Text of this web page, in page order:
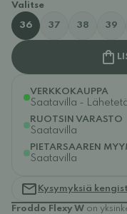
Valitse
36 37 38 39
VERKKOKAUPPA
Saatavilla -
RUOTSIN VARASTO
Saatavilla
PIETARSAAREN
Saatavilla
Kysymyksiä
Froddo Flexy W on